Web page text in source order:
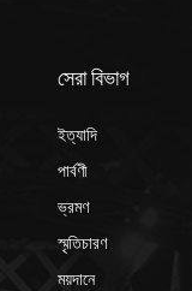
সেরা বিভাগ
ইত্যাদি
পার্বণী
ভ্রমণ
স্মৃতিচারণ
ময়দানে